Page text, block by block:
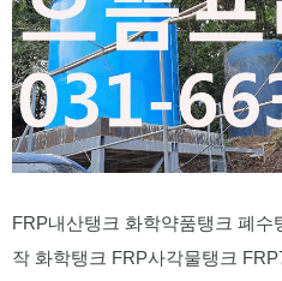
FRP내산탱크 화학약품탱크 폐수
작 화학탱크 FRP사각물탱크